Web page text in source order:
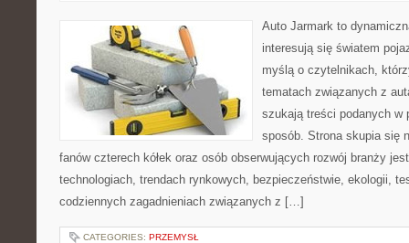
Auto Jarmark to
interesują się światem
myślą o czytelnikach,
tematach związanych z
szukają treści podanych w
sposób. Strona skupia się
fanów czterech kółek oraz osób obserwujących rozwój branży
technologiach, trendach rynkowych, bezpieczeństwie, ekologii,
codziennych zagadnieniach związanych z […]
CATEGORIES: PRZEMYSŁ